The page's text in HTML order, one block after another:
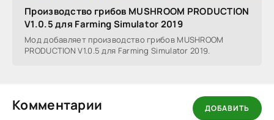
Производство грибов MUSHROOM PRODUCTION
V1.0.5 для Farming Simulator 2019
Мод добавляет производство грибов MUSHROOM
PRODUCTION V1.0.5 для Farming Simulator 2019.
Комментарии ДОБАВИТЬ